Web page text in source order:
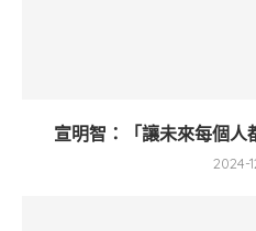
宣明智：「讓未來每個人
2024-